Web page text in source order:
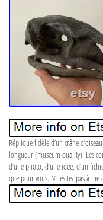
Réplique fidèle d’un crâne
longueur (museum quality). Les
d’une photo, d’une idée, d’un
que pour vous. N’hésitez pas à